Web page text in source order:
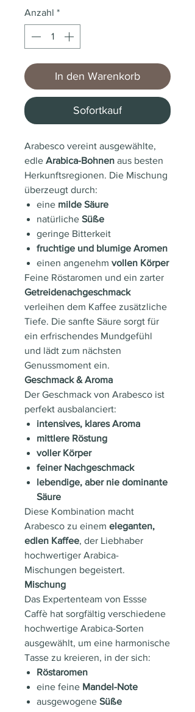
Anzahl *
In den Warenkorb
Sofortkauf
Arabesco vereint ausgewählte,
edle Arabica-Bohnen aus besten
Herkunftsregionen. Die Mischung
überzeugt durch:
eine milde Säure
natürliche Süße
geringe Bitterkeit
fruchtige und blumige Aromen
einen angenehm vollen Körper
Feine Röstaromen und ein zarter
Getreidenachgeschmack
verleihen dem Kaffee zusätzliche
Tiefe. Die sanfte Säure sorgt für
ein erfrischendes Mundgefühl
und lädt zum nächsten
Genussmoment ein.
Geschmack & Aroma
Der Geschmack von Arabesco ist
perfekt ausbalanciert:
intensives, klares Aroma
mittlere Röstung
voller Körper
feiner Nachgeschmack
lebendige, aber nie dominante
Säure
Diese Kombination macht
Arabesco zu einem eleganten,
edlen Kaffee, der Liebhaber
hochwertiger Arabica-
Mischungen begeistert.
Mischung
Das Expertenteam von Essse
Caffè hat sorgfältig verschiedene
hochwertige Arabica-Sorten
ausgewählt, um eine harmonische
Tasse zu kreieren, in der sich:
Röstaromen
eine feine Mandel-Note
ausgewogene Süße